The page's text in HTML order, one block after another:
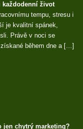
každodenní život
tempu, stresu i
je kvalitní spánek,
Právě v noci se
během dne a […]
jen chytrý marketing?